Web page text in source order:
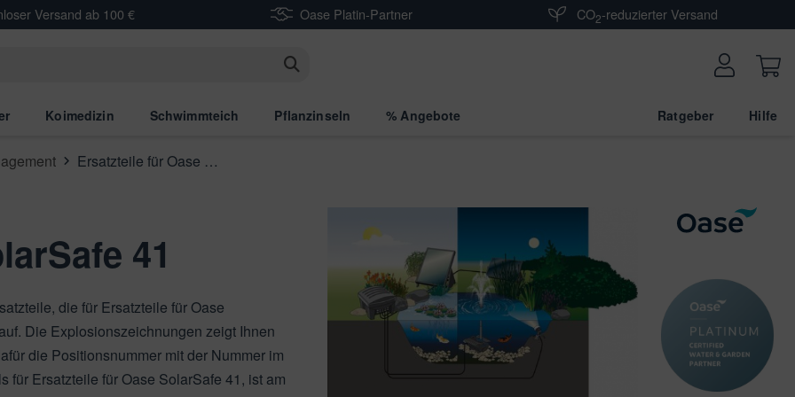
Versand ab 100 € Oase Platin-Partner CO2-reduzierter Versand
Koimedizin Schwimmteich Pflanzinseln % Angebote Ratgeber Hilfe
Ersatzteile für Oase SolarSafe 41
41
die für Ersatzteile für Oase
Die Explosionszeichnungen zeigt Ihnen
die Positionsnummer mit der Nummer im
für Ersatzteile für Oase SolarSafe 41, ist am